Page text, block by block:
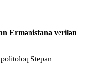
Ermənistana verilən
Stepan